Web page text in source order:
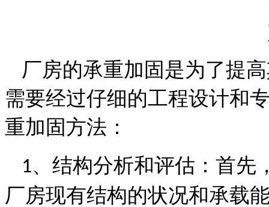
厂房的承重加固是为了提
需要经过仔细的工程设计和
重加固方法：
1、 结构分析和评估：首先
厂房现有结构的状况和承载